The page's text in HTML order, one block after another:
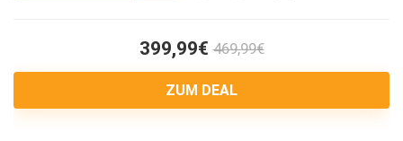
399,99€ 469,99€
ZUM DEAL